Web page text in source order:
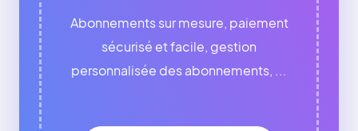
Abonnements sur mesure, paiement
sécurisé et facile, gestion
personnalisée des abonnements, ...